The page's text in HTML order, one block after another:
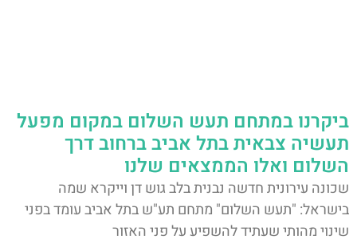
ביקרנו במתחם תעש השלום במקום מפעל
תעשיה צבאית בתל אביב ברחוב דרך
השלום ואלו הממצאים שלנו
שכונה עירונית חדשה נבנית בלב גוש דן וייקרא שמה
בישראל: "תעש השלום" מתחם תע"ש בתל אביב עומד בפני
שינוי מהותי שעתיד להשפיע על פני האזור